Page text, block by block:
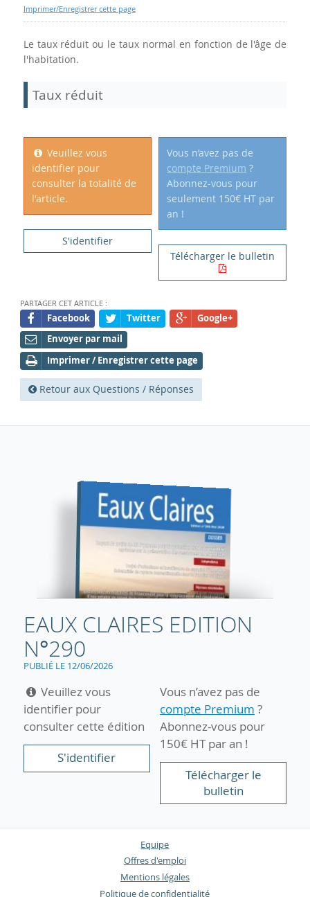
Imprimer/Enregistrer cette page
Le taux réduit ou le taux normal en fonction de l'âge de
l'habitation.
Taux réduit
Veuillez vous
identifier pour
consulter la totalité de
l'article.
S'identifier
Vous n’avez pas de
compte Premium ?
Abonnez-vous pour
seulement 150€ HT par
an !
Télécharger le bulletin
PARTAGER CET ARTICLE :
Facebook Twitter
Google+
Envoyer par mail
Imprimer / Enregistrer cette page
Retour aux Questions / Réponses
EAUX CLAIRES EDITION
N°290
PUBLIÉ LE 12/06/2026
Veuillez vous
identifier pour
consulter cette édition
S'identifier
Vous n’avez pas de
compte Premium ?
Abonnez-vous pour
150€ HT par an !
Télécharger le
bulletin
Equipe
Offres d'emploi
Mentions légales
Politique de confidentialité